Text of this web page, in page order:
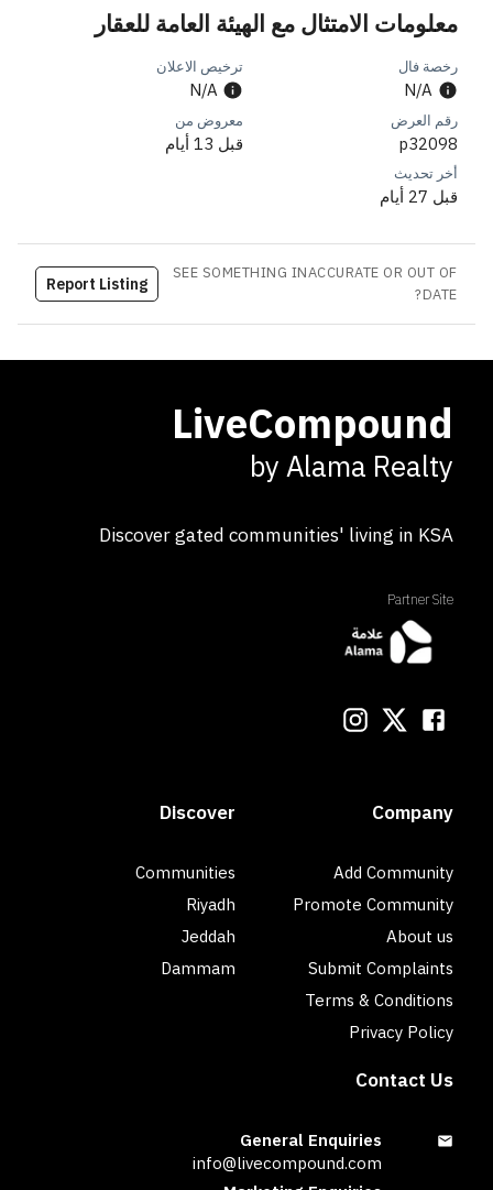
معلومات الامتثال مع الهيئة العامة للعقار
رخصة فال
N/A
ترخيص الاعلان
N/A
رقم العرض
p32098
معروض من
قبل 13 أيام
أخر تحديث
قبل 27 أيام
SEE SOMETHING INACCURATE OR OUT OF
DATE?
Report Listing
LiveCompound
by Alama Realty
Discover gated communities' living in KSA
Partner Site
Company
Add Community
Promote Community
About us
Submit Complaints
Terms & Conditions
Privacy Policy
Discover
Communities
Riyadh
Jeddah
Dammam
Contact Us
General Enquiries
info@livecompound.com